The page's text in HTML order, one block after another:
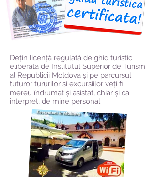
Dețin licență regulată de ghid turistic
eliberată de Institutul Superior de Turism
al Republicii Moldova și pe parcursul
tuturor tururilor și excursiilor veți fi
mereu îndrumat și asistat, chiar și ca
interpret, de mine personal.